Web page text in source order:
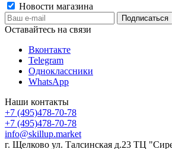
Новости магазина
Оставайтесь на связи
Вконтакте
Telegram
Одноклассники
WhatsApp
Наши контакты
+7 (495)478-70-78
+7 (495)478-70-78
info@skillup.market
г. Щелково ул. Талсинская д.23 ТЦ